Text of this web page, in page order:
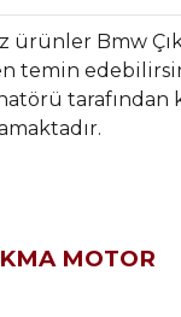
Bmw
MOTOR